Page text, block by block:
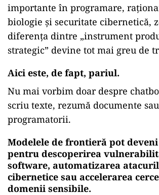
importante în programare,
biologie și securitate cibernetică,
diferența dintre „instrument
strategic” devine tot mai greu de
Aici este, de fapt, pariul.
Nu mai vorbim doar despre
scriu texte, rezumă documente
programatorii.
Modelele de frontieră pot
pentru descoperirea
software, automatizarea
cibernetice sau accelerarea
domenii sensibile.